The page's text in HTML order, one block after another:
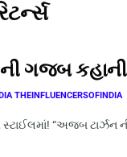
ગજબ
THEINFLUENCERSOFINDIA
સ્ટાઈલમાં! “અજબ